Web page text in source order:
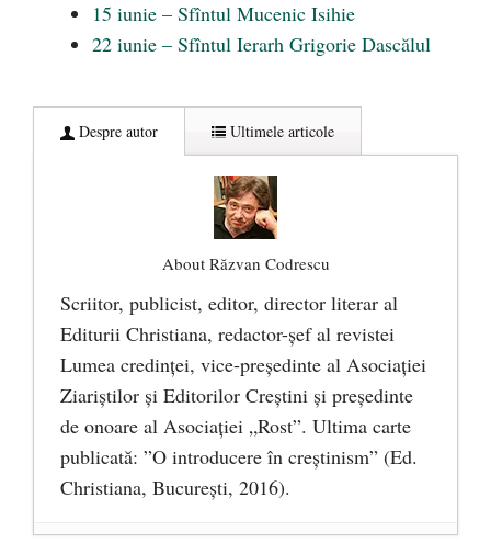
15 iunie – Sfîntul Mucenic Isihie
22 iunie – Sfîntul Ierarh Grigorie Dascălul
Despre autor Ultimele articole
About Răzvan Codrescu
Scriitor, publicist, editor, director literar al
Editurii Christiana, redactor-şef al revistei
Lumea credinţei, vice-preşedinte al Asociaţiei
Ziariştilor şi Editorilor Creştini şi preşedinte
de onoare al Asociaţiei „Rost”. Ultima carte
publicată: ”O introducere în creștinism” (Ed.
Christiana, Bucureşti, 2016).